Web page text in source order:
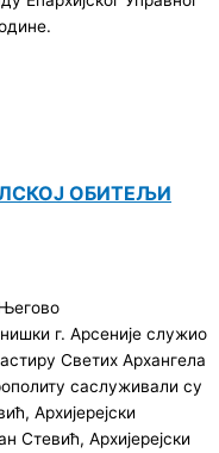
ОБИТЕЉИ
г. Арсеније служио
Светих Архангела
саслуживали су
Архијерејски
Стевић, Архијерејски